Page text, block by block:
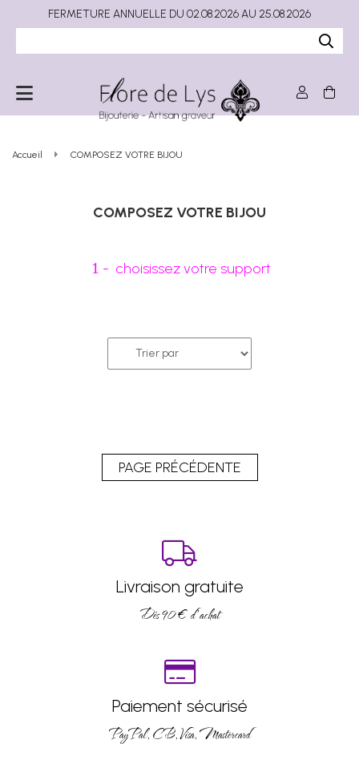
Accueil COMPOSEZ VOTRE BIJOU
COMPOSEZ VOTRE BIJOU
1 - choisissez votre support
FERMETURE ANNUELLE DU 02.08.2026 AU 25.08.2026
Livraison gratuite
Dés 90 € d’achat
Paiement sécurisé
PayPal, CB, Visa, Mastercard